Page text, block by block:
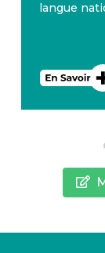
langue